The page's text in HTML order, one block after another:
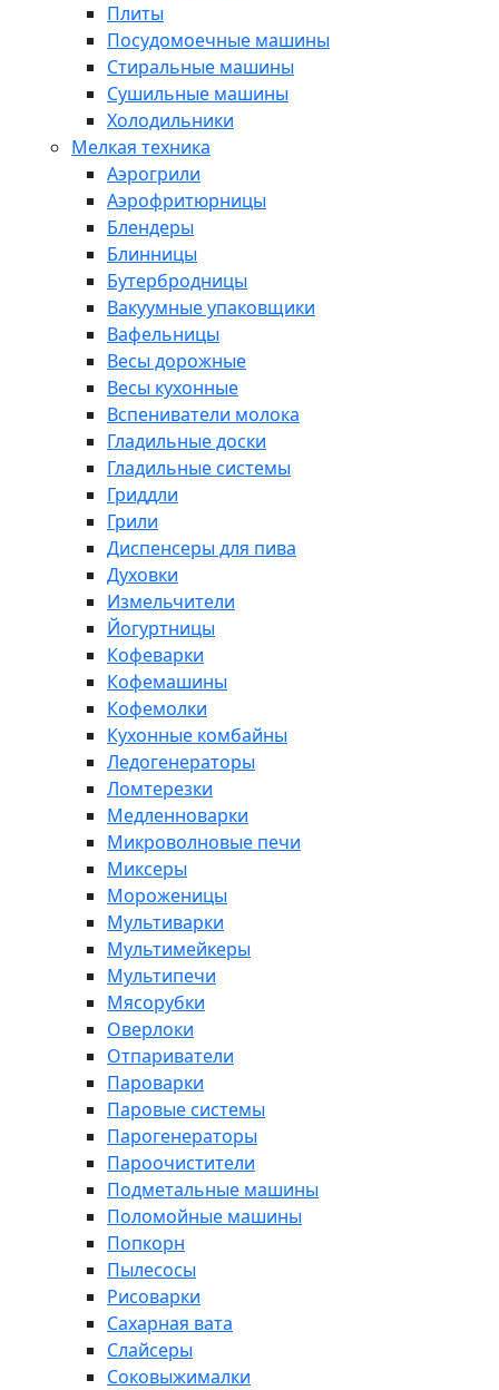
Плиты
Посудомоечные машины
Стиральные машины
Сушильные машины
Холодильники
Мелкая техника
Аэрогрили
Аэрофритюрницы
Блендеры
Блинницы
Бутербродницы
Вакуумные упаковщики
Вафельницы
Весы дорожные
Весы кухонные
Вспениватели молока
Гладильные доски
Гладильные системы
Гриддли
Грили
Диспенсеры для пива
Духовки
Измельчители
Йогуртницы
Кофеварки
Кофемашины
Кофемолки
Кухонные комбайны
Ледогенераторы
Ломтерезки
Медленноварки
Микроволновые печи
Миксеры
Мороженицы
Мультиварки
Мультимейкеры
Мультипечи
Мясорубки
Оверлоки
Отпариватели
Пароварки
Паровые системы
Парогенераторы
Пароочистители
Подметальные машины
Поломойные машины
Попкорн
Пылесосы
Рисоварки
Сахарная вата
Слайсеры
Соковыжималки